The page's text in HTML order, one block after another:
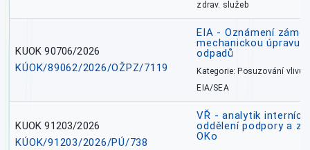
zdrav. služeb
KUOK 90706/2026
KÚOK/89062/2026/OŽPZ/7119
EIA - Oznámení
mechanickou úpravu
odpadů
Kategorie: Posuzování vlivů
EIA/SEA
KUOK 91203/2026
KÚOK/91203/2026/PÚ/738
VŘ - analytik
oddělení podpory a
OKo